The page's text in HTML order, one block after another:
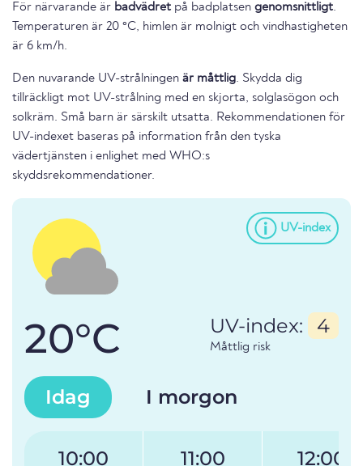
För närvarande är badvädret på badplatsen genomsnittligt.
Temperaturen är 20 °C, himlen är molnigt och vindhastigheten
är 6 km/h.
Den nuvarande UV-strålningen är måttlig. Skydda dig
tillräckligt mot UV-strålning med en skjorta, solglasögon och
solkräm. Små barn är särskilt utsatta. Rekommendationen för
UV-indexet baseras på information från den tyska
vädertjänsten i enlighet med WHO:s
skyddsrekommendationer.
UV-index
20°C UV-index: 4
Måttlig risk
Idag I morgon
10:00 11:00 12:00